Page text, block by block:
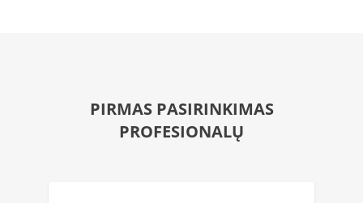
PIRMAS PASIRINKIMAS
PROFESIONALŲ